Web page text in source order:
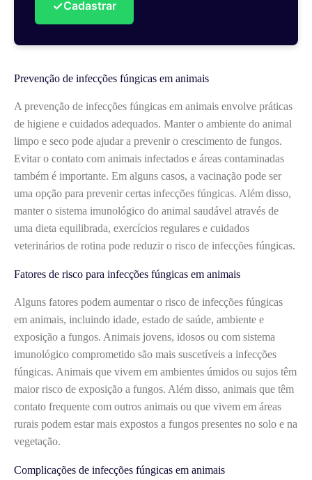
✓Cadastrar
Prevenção de infecções fúngicas em animais
A prevenção de infecções fúngicas em animais envolve práticas
de higiene e cuidados adequados. Manter o ambiente do animal
limpo e seco pode ajudar a prevenir o crescimento de fungos.
Evitar o contato com animais infectados e áreas contaminadas
também é importante. Em alguns casos, a vacinação pode ser
uma opção para prevenir certas infecções fúngicas. Além disso,
manter o sistema imunológico do animal saudável através de
uma dieta equilibrada, exercícios regulares e cuidados
veterinários de rotina pode reduzir o risco de infecções fúngicas.
Fatores de risco para infecções fúngicas em animais
Alguns fatores podem aumentar o risco de infecções fúngicas
em animais, incluindo idade, estado de saúde, ambiente e
exposição a fungos. Animais jovens, idosos ou com sistema
imunológico comprometido são mais suscetíveis a infecções
fúngicas. Animais que vivem em ambientes úmidos ou sujos têm
maior risco de exposição a fungos. Além disso, animais que têm
contato frequente com outros animais ou que vivem em áreas
rurais podem estar mais expostos a fungos presentes no solo e na
vegetação.
Complicações de infecções fúngicas em animais